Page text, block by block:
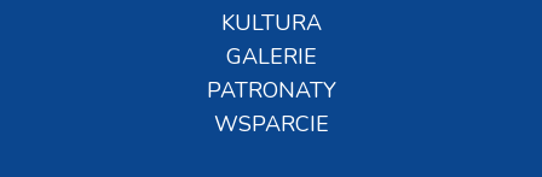
KULTURA
GALERIE
PATRONATY
WSPARCIE